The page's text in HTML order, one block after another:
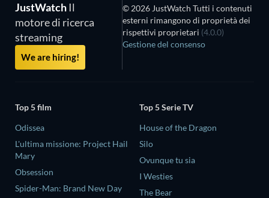
JustWatch Il
motore di ricerca
streaming
We are hiring!
© 2026 JustWatch Tutti i contenuti
esterni rimangono di proprietà dei
rispettivi proprietari (4.0.0)
Gestione del consenso
Top 5 film
Odissea
L'ultima missione: Project Hail
Mary
Obsession
Spider-Man: Brand New Day
Top 5 Serie TV
House of the Dragon
Silo
Ovunque tu sia
I Westies
The Bear